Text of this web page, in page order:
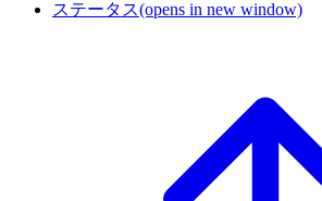
ステータス(opens in new window)